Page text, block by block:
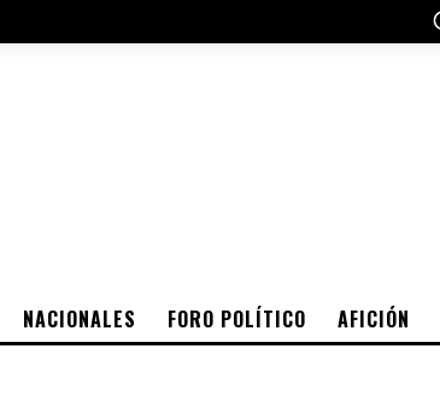
NACIONALES FORO POLÍTICO AFICIÓN